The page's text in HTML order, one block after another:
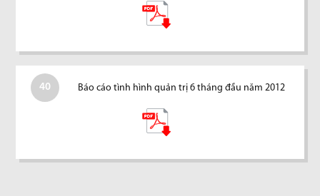
40 Báo cáo tình hình quản trị 6 tháng đầu năm 2012